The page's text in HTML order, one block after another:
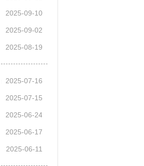
2025-09-10
2025-09-02
2025-08-19
2025-07-16
2025-07-15
2025-06-24
2025-06-17
2025-06-11